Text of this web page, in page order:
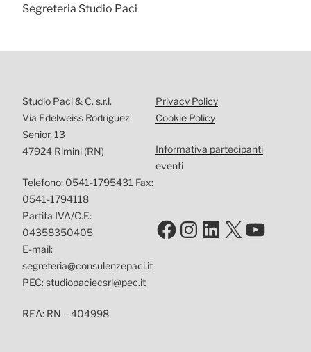
Segreteria Studio Paci
Studio Paci & C. s.r.l.
Via Edelweiss Rodriguez
Senior, 13
47924 Rimini (RN)
Telefono: 0541-1795431 Fax:
0541-1794118
Partita IVA/C.F.:
04358350405
E-mail:
segreteria@consulenzepaci.it
PEC: studiopaciecsrl@pec.it
REA: RN – 404998
Privacy Policy
Cookie Policy
Informativa partecipanti
eventi
Facebook
Instagram
LinkedIn
X